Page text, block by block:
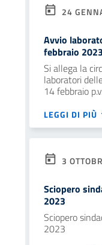
24
Avvio
febbraio 2023
Si allega la
laboratori
14 febbraio
LEGGI DI PIÙ
3
Sciopero
2023
Sciopero
2023